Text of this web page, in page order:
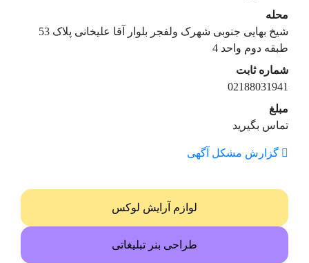
محله
شیخ بهایی جنوبی شهرک ولفجر بلوار آقا علیخانی پلاک 53
طبقه دوم واحد 4
شماره ثابت
02188031941
مبلغ
تماس بگیرید
گزارش مشکل آگهی
لوازم آرایش لوکس
طراحی بنر تبلیغاتی